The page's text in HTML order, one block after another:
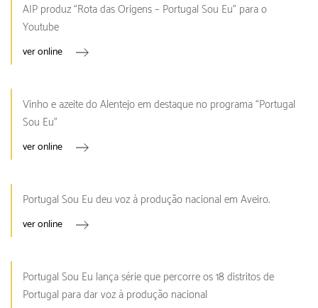
AIP produz “Rota das Origens – Portugal Sou Eu” para o
Youtube
ver online
Vinho e azeite do Alentejo em destaque no programa “Portugal
Sou Eu”
ver online
Portugal Sou Eu deu voz à produção nacional em Aveiro.
ver online
Portugal Sou Eu lança série que percorre os 18 distritos de
Portugal para dar voz à produção nacional